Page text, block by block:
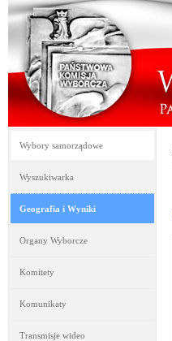
Wybory samorządowe
Wyszukiwarka
Geografia i Wyniki
Organy Wyborcze
Komitety
Komunikaty
Transmisje wideo